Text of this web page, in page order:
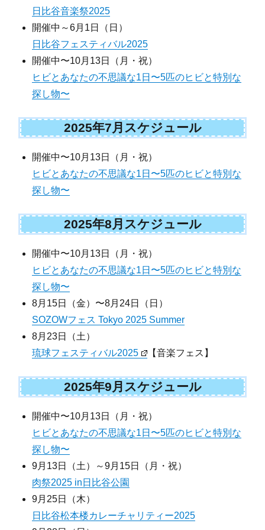
日比谷音楽祭2025
開催中～6月1日（日）
日比谷フェスティバル2025
開催中〜10月13日（月・祝）
ヒビとあなたの不思議な1日〜5匹のヒビと特別な
探し物〜
2025年7月スケジュール
開催中〜10月13日（月・祝）
ヒビとあなたの不思議な1日〜5匹のヒビと特別な
探し物〜
2025年8月スケジュール
開催中〜10月13日（月・祝）
ヒビとあなたの不思議な1日〜5匹のヒビと特別な
探し物〜
8月15日（金）〜8月24日（日）
SOZOWフェス Tokyo 2025 Summer
8月23日（土）
琉球フェスティバル2025
【音楽フェス】
2025年9月スケジュール
開催中〜10月13日（月・祝）
ヒビとあなたの不思議な1日〜5匹のヒビと特別な
探し物〜
9月13日（土）～9月15日（月・祝）
肉祭2025 in日比谷公園
9月25日（木）
日比谷松本楼カレーチャリティー2025